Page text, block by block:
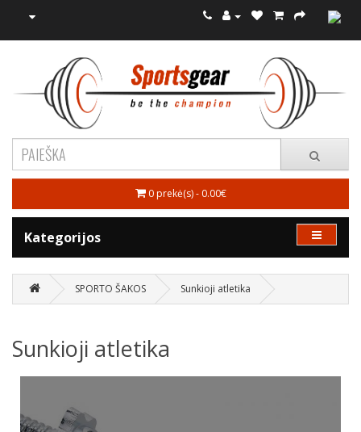
0 prekė(s) - 0.00€
Kategorijos
SPORTO ŠAKOS Sunkioji atletika
Sunkioji atletika